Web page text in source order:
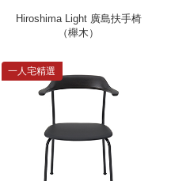
Hiroshima Light 廣島扶手椅
（櫸木）
一人宅精選